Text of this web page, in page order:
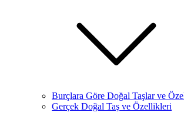
Burçlara Göre Doğal Taşlar ve
Gerçek Doğal Taş ve Özellikleri